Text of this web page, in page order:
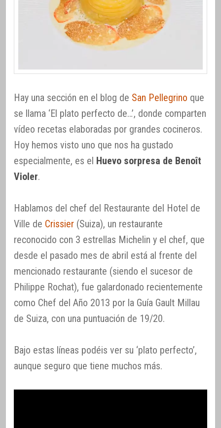
Hay una sección en el blog de San Pellegrino que
se llama ‘El plato perfecto de…’, donde comparten
vídeo recetas elaboradas por grandes cocineros.
Hoy hemos visto uno que nos ha gustado
especialmente, es el Huevo sorpresa de Benoît
Violer.
Hablamos del chef del Restaurante del Hotel de
Ville de Crissier (Suiza), un restaurante
reconocido con 3 estrellas Michelin y el chef, que
desde el pasado mes de abril está al frente del
mencionado restaurante (siendo el sucesor de
Philippe Rochat), fue galardonado recientemente
como Chef del Año 2013 por la Guía Gault Millau
de Suiza, con una puntuación de 19/20.
Bajo estas líneas podéis ver su ‘plato perfecto’,
aunque seguro que tiene muchos más.